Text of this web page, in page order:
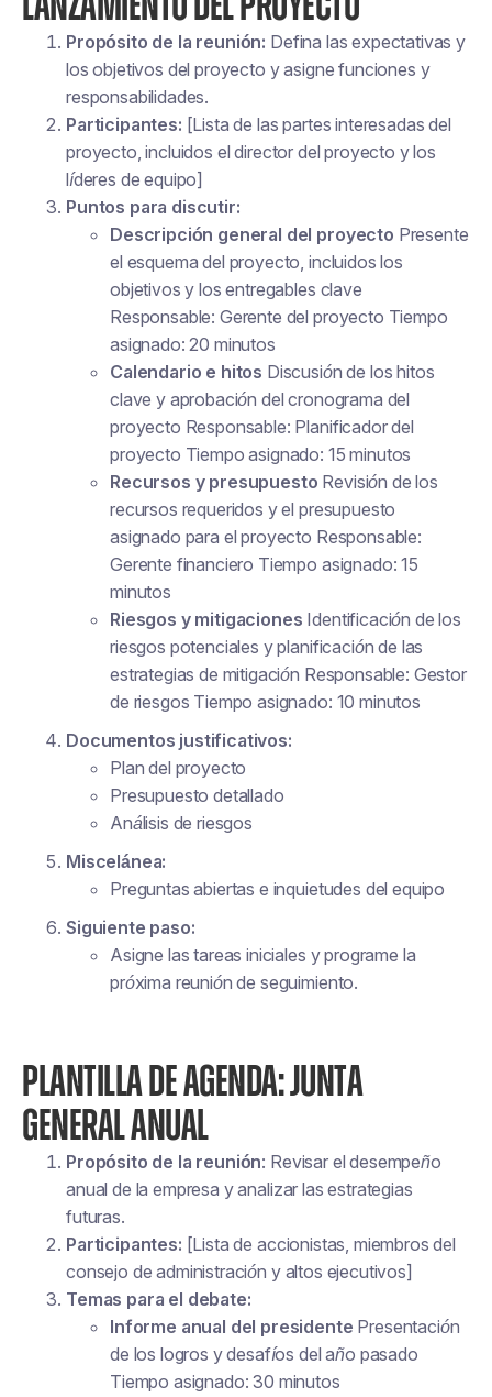
Propósito de la reunión: Defina las expectativas y
los objetivos del proyecto y asigne funciones y
responsabilidades.
Participantes: [Lista de las partes interesadas del
proyecto, incluidos el director del proyecto y los
líderes de equipo]
Puntos para discutir:
Descripción general del proyecto Presente
el esquema del proyecto, incluidos los
objetivos y los entregables clave
Responsable: Gerente del proyecto Tiempo
asignado: 20 minutos
Calendario e hitos Discusión de los hitos
clave y aprobación del cronograma del
proyecto Responsable: Planificador del
proyecto Tiempo asignado: 15 minutos
Recursos y presupuesto Revisión de los
recursos requeridos y el presupuesto
asignado para el proyecto Responsable:
Gerente financiero Tiempo asignado: 15
minutos
Riesgos y mitigaciones Identificación de los
riesgos potenciales y planificación de las
estrategias de mitigación Responsable: Gestor
de riesgos Tiempo asignado: 10 minutos
Documentos justificativos:
Plan del proyecto
Presupuesto detallado
Análisis de riesgos
Miscelánea:
Preguntas abiertas e inquietudes del equipo
Siguiente paso:
Asigne las tareas iniciales y programe la
próxima reunión de seguimiento.
PLANTILLA DE AGENDA: JUNTA
GENERAL ANUAL
Propósito de la reunión: Revisar el desempeño
anual de la empresa y analizar las estrategias
futuras.
Participantes: [Lista de accionistas, miembros del
consejo de administración y altos ejecutivos]
Temas para el debate:
Informe anual del presidente Presentación
de los logros y desafíos del año pasado
Tiempo asignado: 30 minutos